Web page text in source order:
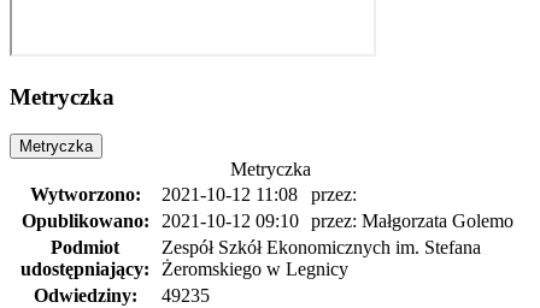
Metryczka
Metryczka
Metryczka
Wytworzono:
2021-10-12 11:08
przez:
Opublikowano:
2021-10-12 09:10 przez: Małgorzata Golemo
Podmiot
udostępniający:
Zespół Szkół Ekonomicznych im. Stefana
Żeromskiego w Legnicy
Odwiedziny:
49235